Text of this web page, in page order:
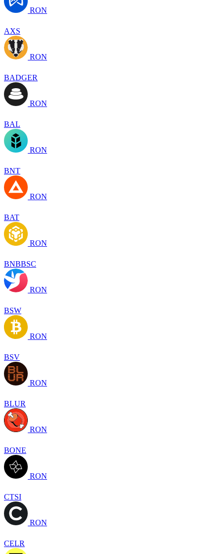
RON
AXS
RON
BADGER
RON
BAL
RON
BNT
RON
BAT
RON
BNBBSC
RON
BSW
RON
BSV
RON
BLUR
RON
BONE
RON
CTSI
RON
CELR